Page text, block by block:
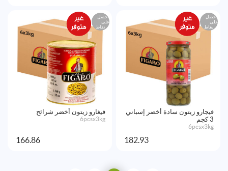
احصل
على
نقاط
فيجارو زيتون سادة أخضر إسباني
3 كجم
6pcsx3kg
182.93
احصل
على
نقاط
فيغارو زيتون أخضر شرائح
6pcsx3kg
166.86